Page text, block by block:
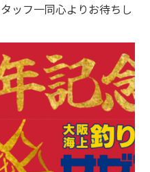
ッフ一同心よりお待ちし